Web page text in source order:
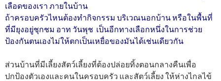
เลือดของเรา ภายในบ้าน
ถ้าครอบครัวไหนต้องทำกิจกรรม บริเวณนอกบ้าน หรือในพื้นที่
ที่มียุงอยู่ชุกชม อาท วันพุช เป็นอีกทางเลือกหนึ่งในการช่วย
ป้องกันตนเองไม่ให้ตกเป็นเหยื่อของมันได้เช่นเดียวกัน
ส่วนบ้านที่มีเลี้ยงสัตว์เลี้ยงที่ต้องปล่อยทิ้งตอนกลางคืนเพื่อ
ปกป้องตัวเองและคนในครอบครัว และสัตว์เลี้ยง ให้ห่างไกลไข้